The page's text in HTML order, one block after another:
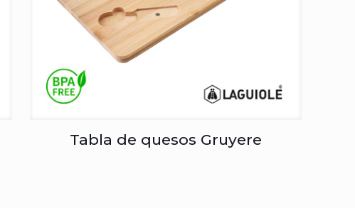
Tabla de quesos Gruyere